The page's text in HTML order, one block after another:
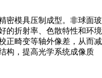
密模具压制成型。非球面玻
的折射率、色散特性和环境
正畸变等轴外像差，从而减
构，提高光学系统成像质